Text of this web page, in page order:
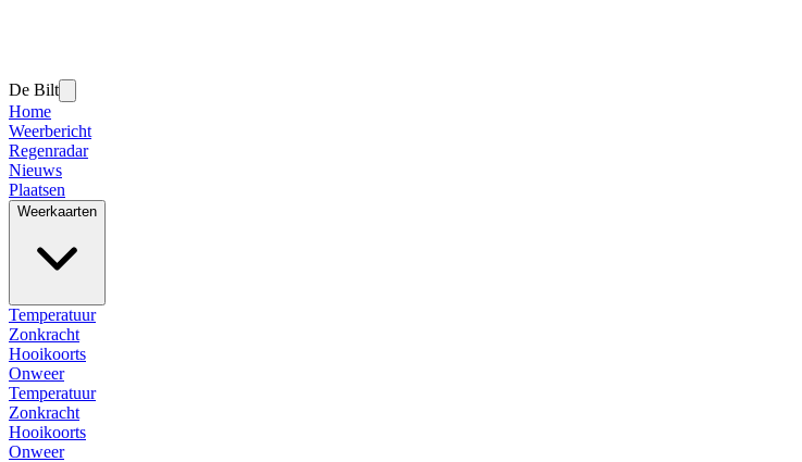
De Bilt
Home
Weerbericht
Regenradar
Nieuws
Plaatsen
Weerkaarten
Temperatuur
Zonkracht
Hooikoorts
Onweer
Temperatuur
Zonkracht
Hooikoorts
Onweer